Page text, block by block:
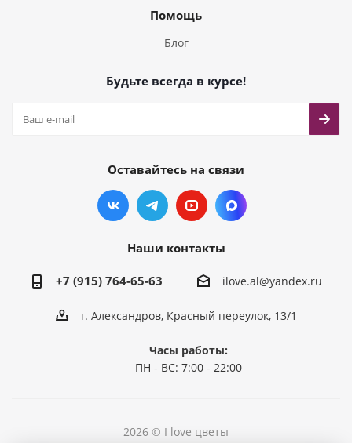
Помощь
Блог
Будьте всегда в курсе!
Оставайтесь на связи
Наши контакты
+7 (915) 764-65-63 ilove.al@yandex.ru
г. Александров, Красный переулок, 13/1
Часы работы:
ПН - ВС: 7:00 - 22:00
2026 © I love цветы